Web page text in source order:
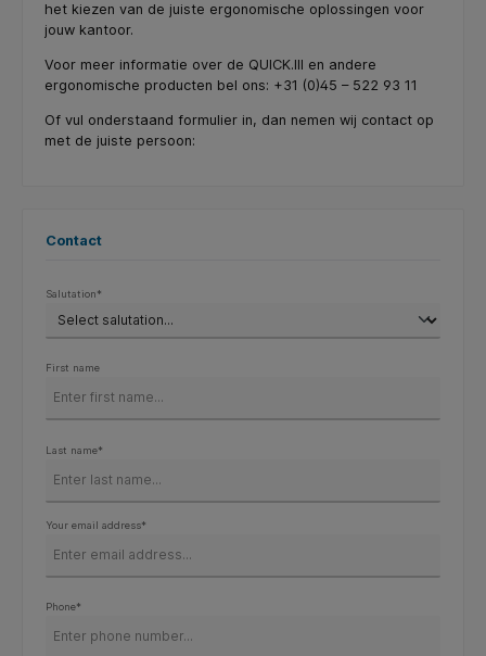
het kiezen van de juiste ergonomische oplossingen voor
jouw kantoor.
Voor meer informatie over de QUICK.III en andere
ergonomische producten bel ons: +31 (0)45 – 522 93 11
Of vul onderstaand formulier in, dan nemen wij contact op
met de juiste persoon:
Contact
Salutation*
First name
Last name*
Your email address*
Phone*